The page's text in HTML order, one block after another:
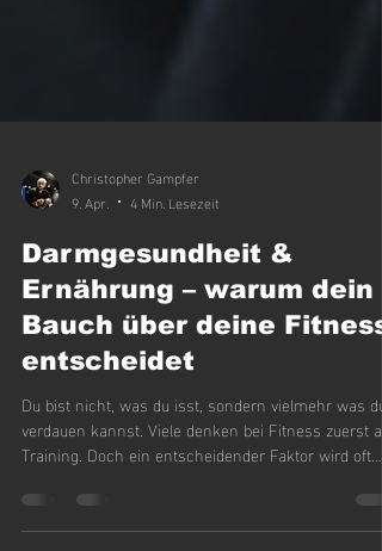
Christopher Gampfer
9. Apr.
4 Min. Lesezeit
Darmgesundheit &
Ernährung – warum dein
Bauch über deine Fitness
entscheidet
Du bist nicht, was du isst, sondern vielmehr was du
verdauen kannst. Viele denken bei Fitness zuerst an
Training. Doch ein entscheidender Faktor wird oft